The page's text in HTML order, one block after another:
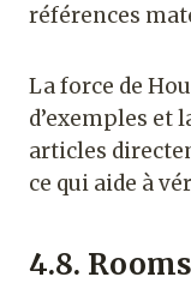
références
La force de
d’exemples et
articles
ce qui aide à
4.8.